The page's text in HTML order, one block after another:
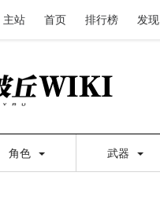
主站 首页 排行榜 发现
角色 武器